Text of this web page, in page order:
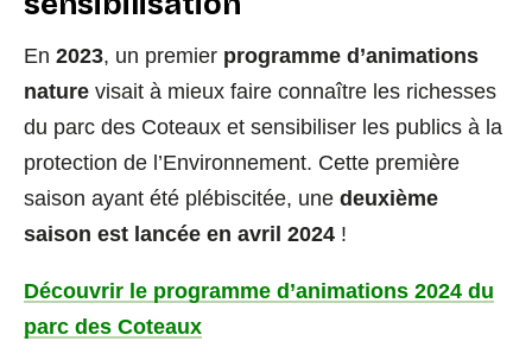
En 2023, un premier programme d’animations
nature visait à mieux faire connaître les richesses
du parc des Coteaux et sensibiliser les publics à la
protection de l’Environnement. Cette première
saison ayant été plébiscitée, une deuxième
saison est lancée en avril 2024 !
Découvrir le programme d’animations 2024 du
parc des Coteaux